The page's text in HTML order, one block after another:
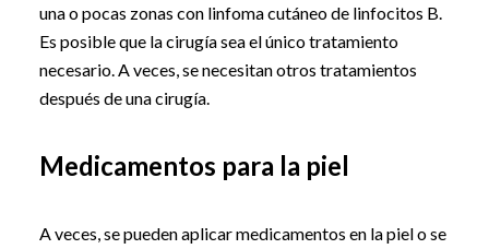
una o pocas zonas con linfoma cutáneo de linfocitos B.
Es posible que la cirugía sea el único tratamiento
necesario. A veces, se necesitan otros tratamientos
después de una cirugía.
Medicamentos para la piel
A veces, se pueden aplicar medicamentos en la piel o se